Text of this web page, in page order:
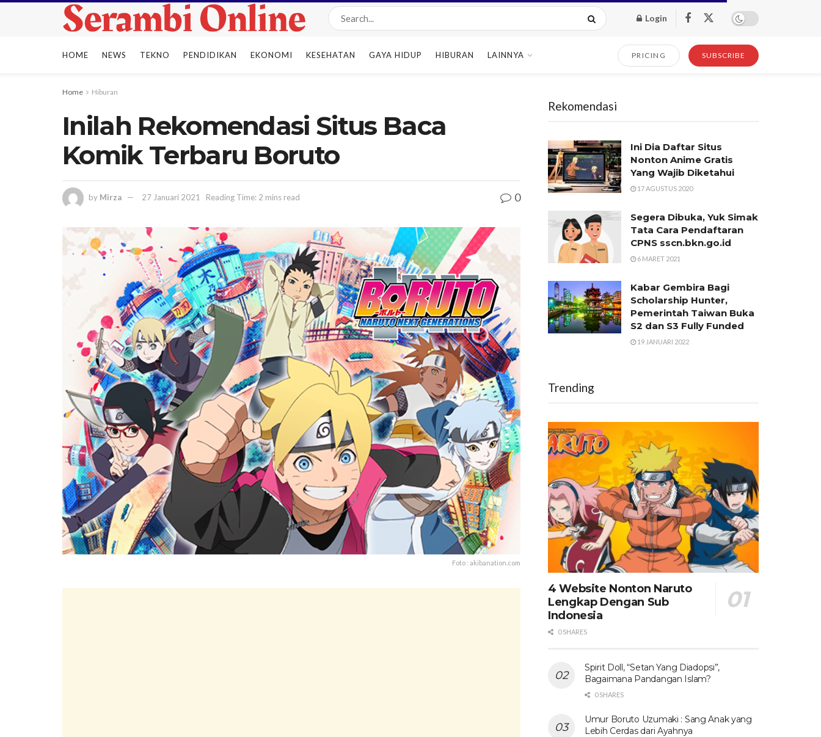
Login
HOME NEWS TEKNO PENDIDIKAN EKONOMI KESEHATAN GAYA HIDUP HIBURAN LAINNYA PRICING SUBSCRIBE
Home Hiburan
Inilah Rekomendasi Situs Baca
Komik Terbaru Boruto
by Mirza 27 Januari 2021 Reading Time: 2 mins read 0
Foto : akibanation.com
Rekomendasi
Ini Dia Daftar Situs
Nonton Anime Gratis
Yang Wajib Diketahui
17 AGUSTUS 2020
Segera Dibuka, Yuk Simak
Tata Cara Pendaftaran
CPNS sscn.bkn.go.id
6 MARET 2021
Kabar Gembira Bagi
Scholarship Hunter,
Pemerintah Taiwan Buka
S2 dan S3 Fully Funded
19 JANUARI 2022
Trending
4 Website Nonton Naruto
Lengkap Dengan Sub
Indonesia
0 SHARES
Spirit Doll, “Setan Yang Diadopsi”,
Bagaimana Pandangan Islam?
0 SHARES
Umur Boruto Uzumaki : Sang Anak yang
Lebih Cerdas dari Ayahnya